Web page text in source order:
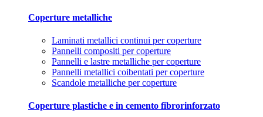
Coperture metalliche
Laminati metallici continui per coperture
Pannelli compositi per coperture
Pannelli e lastre metalliche per coperture
Pannelli metallici coibentati per coperture
Scandole metalliche per coperture
Coperture plastiche e in cemento fibrorinforzato